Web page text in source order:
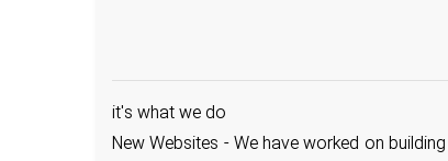
it's what we do
New Websites - We have worked on